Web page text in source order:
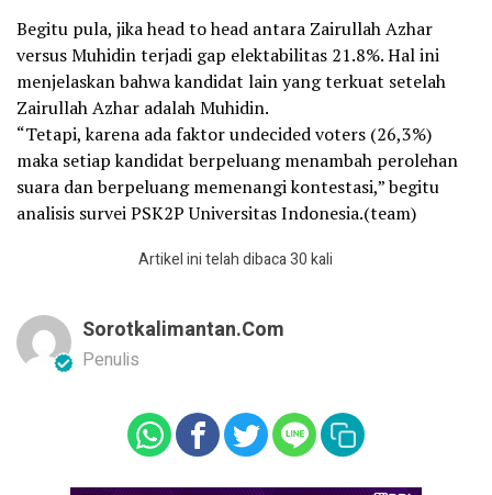
Begitu pula, jika head to head antara Zairullah Azhar
versus Muhidin terjadi gap elektabilitas 21.8%. Hal ini
menjelaskan bahwa kandidat lain yang terkuat setelah
Zairullah Azhar adalah Muhidin.
“Tetapi, karena ada faktor undecided voters (26,3%)
maka setiap kandidat berpeluang menambah perolehan
suara dan berpeluang memenangi kontestasi,” begitu
analisis survei PSK2P Universitas Indonesia.(team)
Artikel ini telah dibaca 30 kali
Sorotkalimantan.com
Penulis